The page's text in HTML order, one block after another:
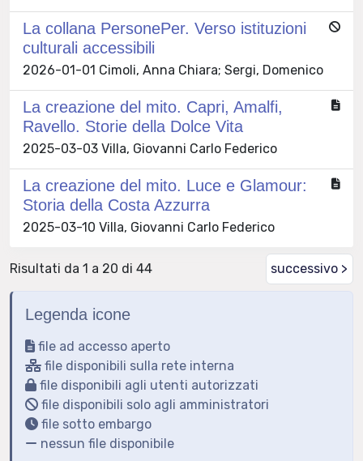
La collana PersonePer. Verso istituzioni
culturali accessibili
2026-01-01 Cimoli, Anna Chiara; Sergi, Domenico
La creazione del mito. Capri, Amalfi,
Ravello. Storie della Dolce Vita
2025-03-03 Villa, Giovanni Carlo Federico
La creazione del mito. Luce e Glamour:
Storia della Costa Azzurra
2025-03-10 Villa, Giovanni Carlo Federico
Risultati da 1 a 20 di 44 successivo >
Legenda icone
file ad accesso aperto
file disponibili sulla rete interna
file disponibili agli utenti autorizzati
file disponibili solo agli amministratori
file sotto embargo
nessun file disponibile